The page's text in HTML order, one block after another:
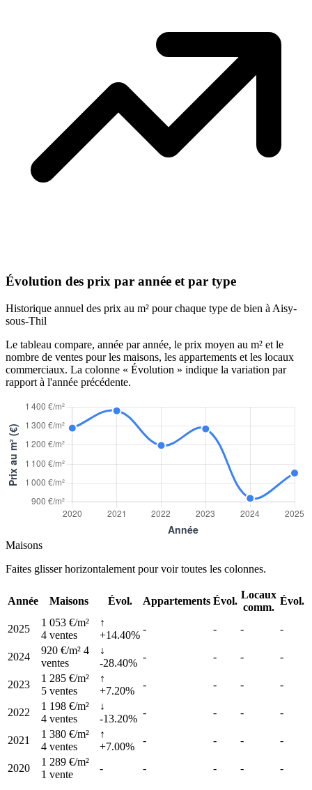
Évolution des prix par année et par type
Historique annuel des prix au m² pour chaque type de bien à Aisy-
sous-Thil
Le tableau compare, année par année, le prix moyen au m² et le
nombre de ventes pour les maisons, les appartements et les locaux
commerciaux. La colonne « Évolution » indique la variation par
rapport à l'année précédente.
Maisons
Faites glisser horizontalement pour voir toutes les colonnes.
Année Maisons Évol. Appartements Évol.
Locaux
comm.
Évol.
2025
1 053 €/m²
4 ventes
↑
+14.40%
- - - -
2024
920 €/m² 4
ventes
↓
-28.40%
- - - -
2023
1 285 €/m²
5 ventes
↑
+7.20%
- - - -
2022
1 198 €/m²
4 ventes
↓
-13.20%
- - - -
2021
1 380 €/m²
4 ventes
↑
+7.00%
- - - -
2020
1 289 €/m²
1 vente
- - - - -